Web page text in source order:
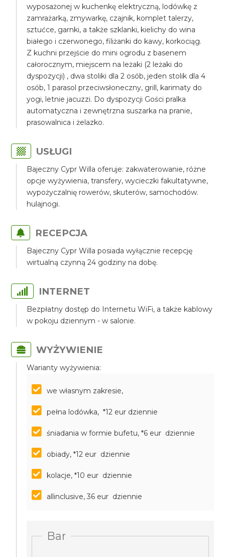
wyposażonej w kuchenkę elektryczną, lodówkę z
zamrażarką, zmywarkę, czajnik, komplet talerzy,
sztućce, garnki, a także szklanki, kielichy do wina
białego i czerwonego, filiżanki do kawy, korkociąg.
Z kuchni przejście do mini ogrodu z basenem
całorocznym, miejscem na leżaki (2 leżaki do
dyspozycji) , dwa stoliki dla 2 osób, jeden stolik dla 4
osób, 1 parasol przeciwsłoneczny, grill, karimaty do
yogi, letnie jacuzzi. Do dyspozycji Gości pralka
automatyczna i zewnętrzna suszarka na pranie,
prasowalnica i żelazko.
USŁUGI
Bajeczny Cypr Willa oferuje: zakwaterowanie, różne
opcje wyżywienia, transfery, wycieczki fakultatywne,
wypożyczalnię rowerów, skuterów, samochodów.
hulajnogi.
RECEPCJA
Bajeczny Cypr Willa posiada wyłącznie recepcję
wirtualną czynną 24 godziny na dobę.
INTERNET
Bezpłatny dostęp do Internetu WiFi, a także kablowy
w pokoju dziennym - w salonie.
WYŻYWIENIE
Warianty wyżywienia:
we własnym zakresie,
pełna lodówka, *12 eur dziennie
śniadania w formie bufetu, *6 eur dziennie
obiady, *12 eur dziennie
kolacje, *10 eur dziennie
allinclusive, 36 eur dziennie
Bar